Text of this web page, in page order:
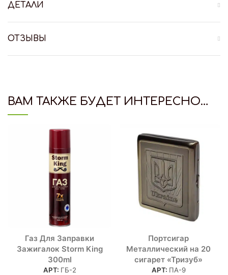
ДЕТАЛИ
ОТЗЫВЫ
ВАМ ТАКЖЕ БУДЕТ ИНТЕРЕСНО…
Газ Для Заправки
Зажигалок Storm King
300ml
АРТ: ГБ-2
Портсигар
Металлический на 20
сигарет «Тризуб»
АРТ: ПА-9